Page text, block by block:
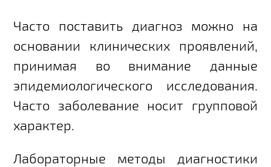
Часто поставить диагноз можно на
основании клинических проявлений,
принимая во внимание данные
эпидемиологического исследования.
Часто заболевание носит групповой
характер.
Лабораторные методы диагностики